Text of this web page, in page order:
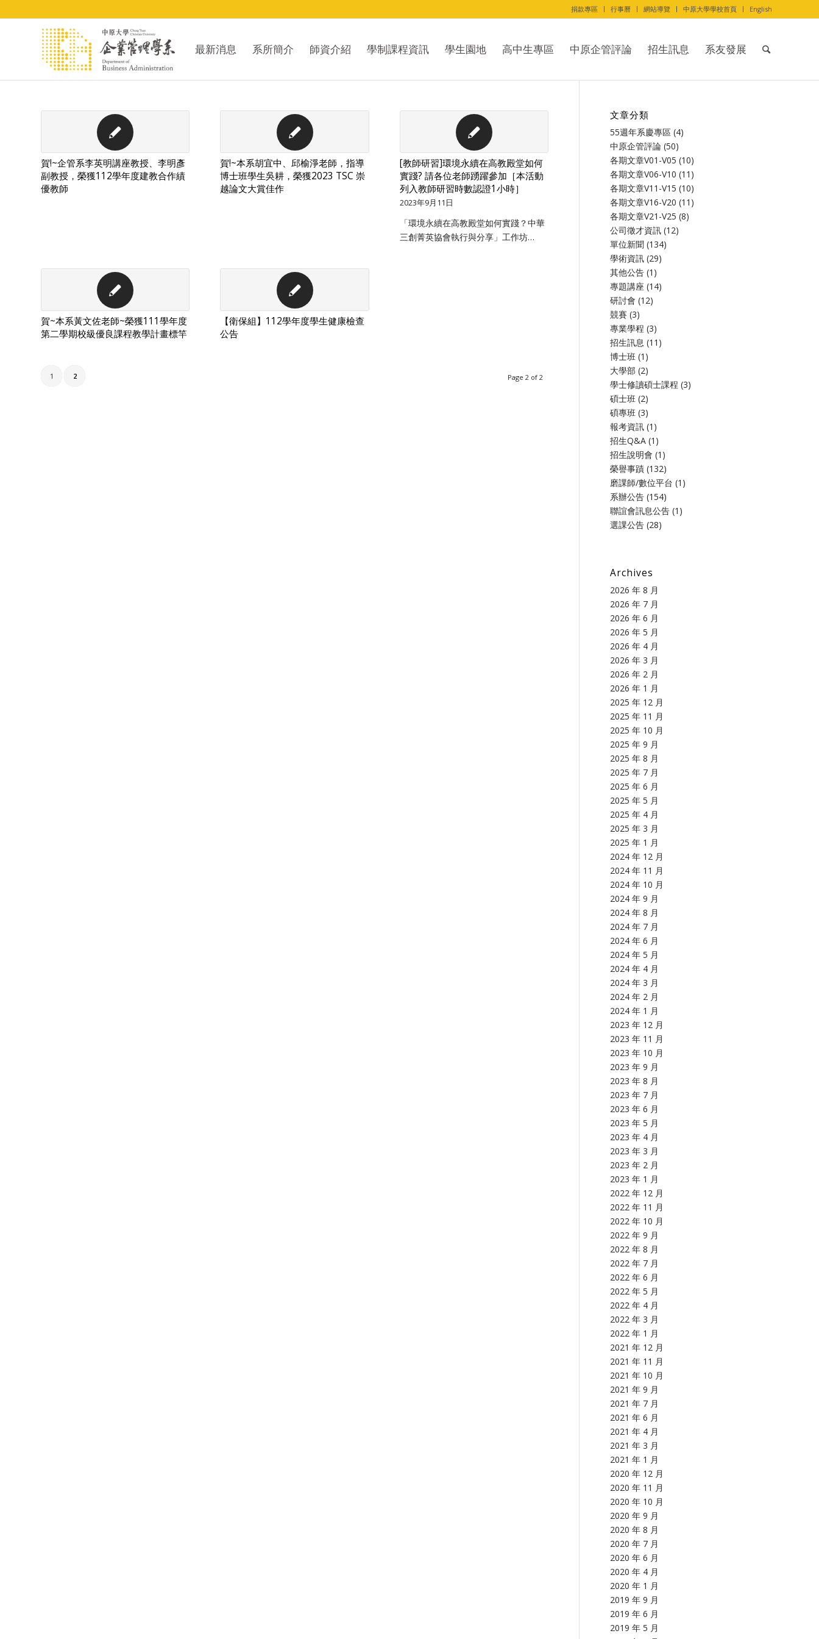
捐款專區 行事曆 網站導覽 中原大學學校首頁 English
最新消息 系所簡介 師資介紹 學制課程資訊 學生園地 高中生專區 中原企管評論 招生訊息 系友發展
賀!~企管系李英明講座教授、李明彥
副教授，榮獲112學年度建教合作績
優教師
賀!~本系胡宜中、邱榆淨老師，指導
博士班學生吳耕，榮獲2023 TSC 崇
越論文大賞佳作
[教師研習]環境永續在高教殿堂如何
實踐? 請各位老師踴躍參加［本活動
列入教師研習時數認證1小時］
2023年9月11日
「環境永續在高教殿堂如何實踐？中華
三創菁英協會執行與分享」工作坊…
賀~本系黃文佐老師~榮獲111學年度
第二學期校級優良課程教學計畫標竿
【衛保組】112學年度學生健康檢查
公告
Page 2 of 2
1 2
文章分類
55週年系慶專區 (4)
中原企管評論 (50)
各期文章V01-V05 (10)
各期文章V06-V10 (11)
各期文章V11-V15 (10)
各期文章V16-V20 (11)
各期文章V21-V25 (8)
公司徵才資訊 (12)
單位新聞 (134)
學術資訊 (29)
其他公告 (1)
專題講座 (14)
研討會 (12)
競賽 (3)
專業學程 (3)
招生訊息 (11)
博士班 (1)
大學部 (2)
學士修讀碩士課程 (3)
碩士班 (2)
碩專班 (3)
報考資訊 (1)
招生Q&A (1)
招生說明會 (1)
榮譽事蹟 (132)
磨課師/數位平台 (1)
系辦公告 (154)
聯誼會訊息公告 (1)
選課公告 (28)
Archives
2026 年 8 月
2026 年 7 月
2026 年 6 月
2026 年 5 月
2026 年 4 月
2026 年 3 月
2026 年 2 月
2026 年 1 月
2025 年 12 月
2025 年 11 月
2025 年 10 月
2025 年 9 月
2025 年 8 月
2025 年 7 月
2025 年 6 月
2025 年 5 月
2025 年 4 月
2025 年 3 月
2025 年 1 月
2024 年 12 月
2024 年 11 月
2024 年 10 月
2024 年 9 月
2024 年 8 月
2024 年 7 月
2024 年 6 月
2024 年 5 月
2024 年 4 月
2024 年 3 月
2024 年 2 月
2024 年 1 月
2023 年 12 月
2023 年 11 月
2023 年 10 月
2023 年 9 月
2023 年 8 月
2023 年 7 月
2023 年 6 月
2023 年 5 月
2023 年 4 月
2023 年 3 月
2023 年 2 月
2023 年 1 月
2022 年 12 月
2022 年 11 月
2022 年 10 月
2022 年 9 月
2022 年 8 月
2022 年 7 月
2022 年 6 月
2022 年 5 月
2022 年 4 月
2022 年 3 月
2022 年 1 月
2021 年 12 月
2021 年 11 月
2021 年 10 月
2021 年 9 月
2021 年 7 月
2021 年 6 月
2021 年 4 月
2021 年 3 月
2021 年 1 月
2020 年 12 月
2020 年 11 月
2020 年 10 月
2020 年 9 月
2020 年 8 月
2020 年 7 月
2020 年 6 月
2020 年 4 月
2020 年 1 月
2019 年 9 月
2019 年 6 月
2019 年 5 月